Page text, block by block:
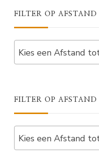
FILTER OP
Kies een Afstand
FILTER OP AFSTAND
Kies een Afstand